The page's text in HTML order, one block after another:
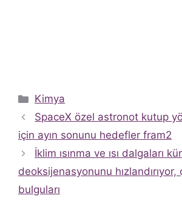
Kategoriler
Kimya
SpaceX özel astronot kutup
için ayın sonunu hedefler fram2
İklim ısınma ve ısı dalgaları
deoksijenasyonunu hızlandırıyor,
bulguları